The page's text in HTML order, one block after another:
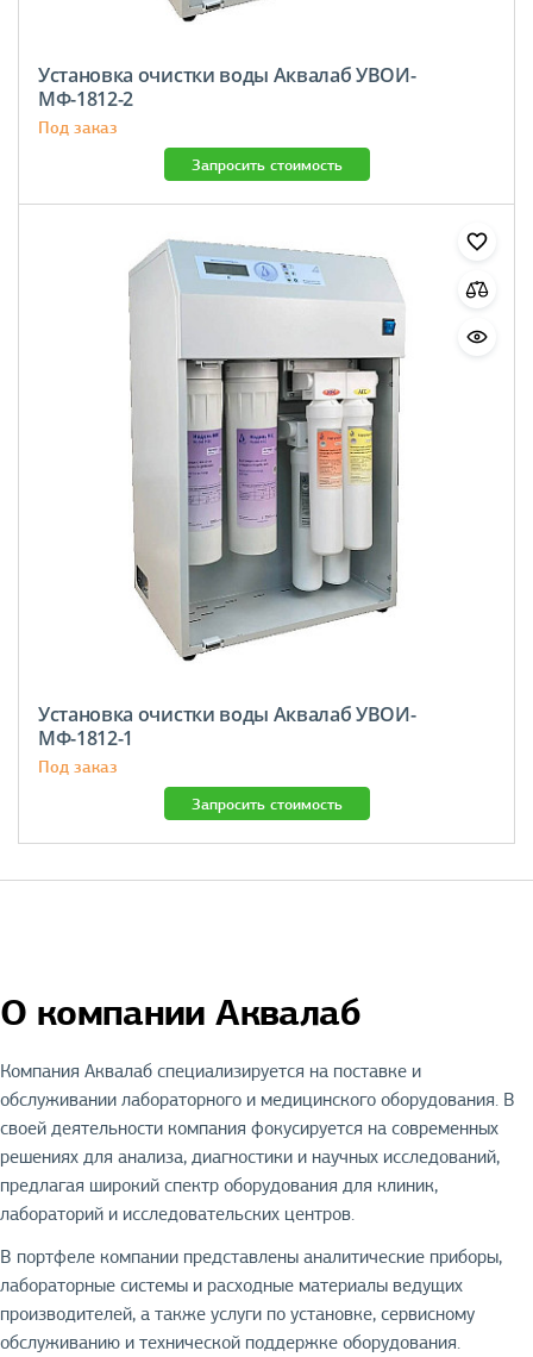
Установка очистки воды Аквалаб УВОИ-
МФ-1812-2
Под заказ
Запросить стоимость
Установка очистки воды Аквалаб УВОИ-
МФ-1812-1
Под заказ
Запросить стоимость
О компании Аквалаб
Компания Аквалаб специализируется на поставке и
обслуживании лабораторного и медицинского оборудования. В
своей деятельности компания фокусируется на современных
решениях для анализа, диагностики и научных исследований,
предлагая широкий спектр оборудования для клиник,
лабораторий и исследовательских центров.
В портфеле компании представлены аналитические приборы,
лабораторные системы и расходные материалы ведущих
производителей, а также услуги по установке, сервисному
обслуживанию и технической поддержке оборудования.